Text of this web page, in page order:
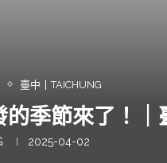
臺中丨TAICHUNG
季節來了！
2025-04-02